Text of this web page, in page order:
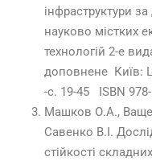
інфраструктури
науково містких
технологій 2-е
доповнене Київ:
-с. 19-45 ISBN
Машков О.А.,
Савенко В.І.
стійкості